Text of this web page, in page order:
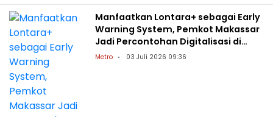
Manfaatkan Lontara+ sebagai Early
Warning System, Pemkot Makassar
Jadi Percontohan Digitalisasi di
APEKSI 2026
Metro 03 Juli 2026 09:36